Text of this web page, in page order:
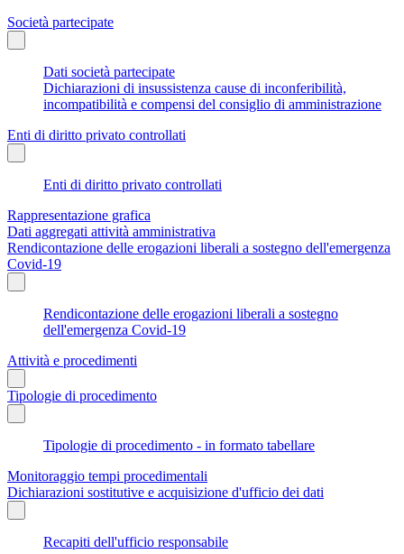
Società partecipate
Dati società partecipate
Dichiarazioni di insussistenza cause di inconferibilità,
incompatibilità e compensi del consiglio di amministrazione
Enti di diritto privato controllati
Enti di diritto privato controllati
Rappresentazione grafica
Dati aggregati attività amministrativa
Rendicontazione delle erogazioni liberali a sostegno dell'emergenza
Covid-19
Rendicontazione delle erogazioni liberali a sostegno
dell'emergenza Covid-19
Attività e procedimenti
Tipologie di procedimento
Tipologie di procedimento - in formato tabellare
Monitoraggio tempi procedimentali
Dichiarazioni sostitutive e acquisizione d'ufficio dei dati
Recapiti dell'ufficio responsabile